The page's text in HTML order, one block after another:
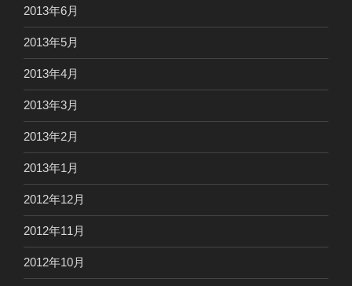
2013年6月
2013年5月
2013年4月
2013年3月
2013年2月
2013年1月
2012年12月
2012年11月
2012年10月